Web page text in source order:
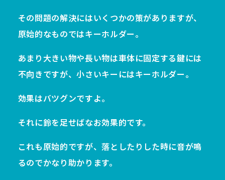
その問題の解決にはいくつかの策がありますが、
原始的なものではキーホルダー。
あまり大きい物や長い物は車体に固定する鍵には
不向きですが、小さいキーにはキーホルダー。
効果はバツグンですよ。
それに鈴を足せばなお効果的です。
これも原始的ですが、落としたりした時に音が鳴
るのでかなり助かります。